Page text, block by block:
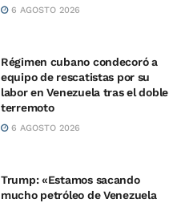
6 AGOSTO 2026
Régimen cubano condecoró a
equipo de rescatistas por su
labor en Venezuela tras el doble
terremoto
6 AGOSTO 2026
Trump: «Estamos sacando
mucho petróleo de Venezuela